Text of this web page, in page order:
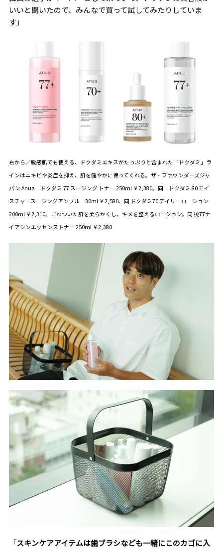
いいと聞いたので、みんなで買って試してみたりしていま
す」
右から／敏感肌でも使える、ドクダミエキスがたっぷりと含まれた「ドクダミ」ラ
インはニキビや炎症を抑え、肌を健やかに保ってくれる。 ザ・ファウンダーズジャ
パン Anua ドクダミ 77 スージング トナー 250ml ￥2,380、同 ドクダミ 80 モイ
スチャースージングアンプル 30ml ￥2,580、同 ドクダミ70 デイリーローション
200ml ￥2,310、ごわついた肌を柔らかくし、キメを整えるローション。同 桃77ナ
イアシンエッセンストナー 250ml ￥2,380
「スキンケアアイテムは歯ブラシなども一緒にこのカゴに入